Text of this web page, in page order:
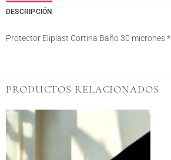
DESCRIPCIÓN
Protector Eliplast Cortina Baño 30 micrones *
PRODUCTOS RELACIONADOS